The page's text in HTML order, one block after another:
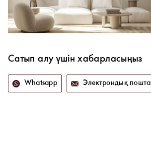
Сатып алу үшін хабарласыңыз
Whatsapp Электрондық пошта